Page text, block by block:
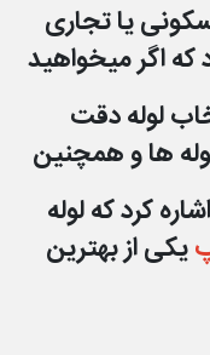
یا تجاری
که اگر میخواهید
لوله دقت
ها و همچنین
کرد که لوله
یکی از بهترین